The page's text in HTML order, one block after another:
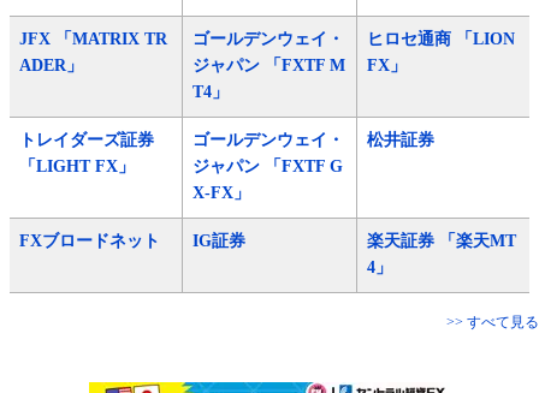
JFX 「MATRIX TR
ADER」
ゴールデンウェイ・
ジャパン 「FXTF M
T4」
ヒロセ通商 「LION
FX」
トレイダーズ証券
「LIGHT FX」
ゴールデンウェイ・
ジャパン 「FXTF G
X-FX」
松井証券
FXブロードネット IG証券
楽天証券 「楽天MT
4」
>> すべて見る